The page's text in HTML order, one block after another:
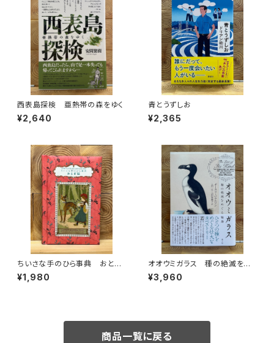
西表島探検 亜熱帯の森をゆく
¥2,640
青とうずしお
¥2,365
ちいさな手のひら事典 おとぎ
話
¥1,980
オオウミガラス 種の絶滅をめ
ぐる物語
¥3,960
商品一覧に戻る